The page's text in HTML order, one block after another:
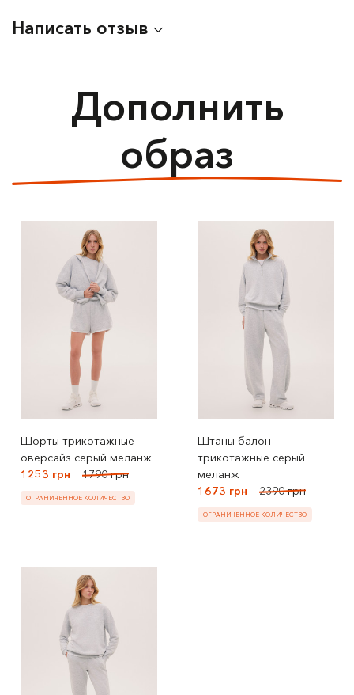
Написать отзыв
Дополнить
образ
Шорты трикотажные
оверсайз серый меланж
1253 грн
1790 грн
ОГРАНИЧЕННОЕ КОЛИЧЕСТВО
Штаны балон
трикотажные серый
меланж
1673 грн
2390 грн
ОГРАНИЧЕННОЕ КОЛИЧЕСТВО